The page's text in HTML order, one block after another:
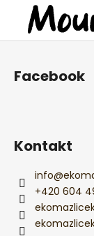
Facebook
Kontakt
info@
+420 604